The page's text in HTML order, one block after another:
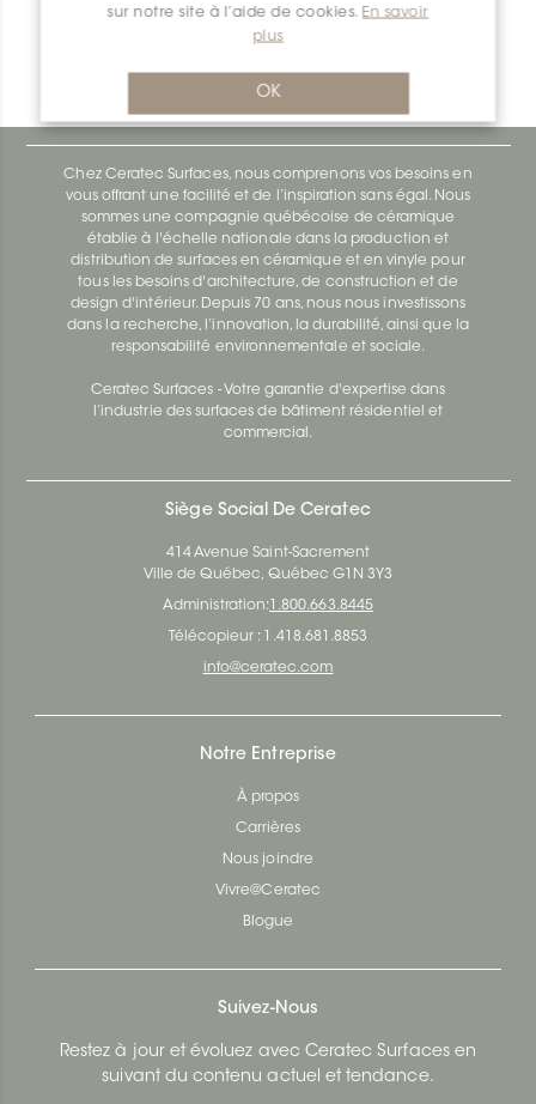
sur notre site à l’aide de cookies. En savoir
plus
OK
Bara-Rw E90/RW120BW
Chez Ceratec Surfaces, nous comprenons vos besoins en
vous offrant une facilité et de l’inspiration sans égal. Nous
sommes une compagnie québécoise de céramique
établie à l'échelle nationale dans la production et
distribution de surfaces en céramique et en vinyle pour
tous les besoins d'architecture, de construction et de
design d'intérieur. Depuis 70 ans, nous nous investissons
dans la recherche, l’innovation, la durabilité, ainsi que la
responsabilité environnementale et sociale.
Ceratec Surfaces - Votre garantie d'expertise dans
l’industrie des surfaces de bâtiment résidentiel et
commercial.
Siège Social De Ceratec
414 Avenue Saint-Sacrement
Ville de Québec, Québec G1N 3Y3
Administration: 1.800.663.8445
Télécopieur : 1.418.681.8853
info@ceratec.com
Notre Entreprise
À propos
Carrières
Nous joindre
Vivre@Ceratec
Blogue
Suivez-Nous
Restez à jour et évoluez avec Ceratec Surfaces en
suivant du contenu actuel et tendance.